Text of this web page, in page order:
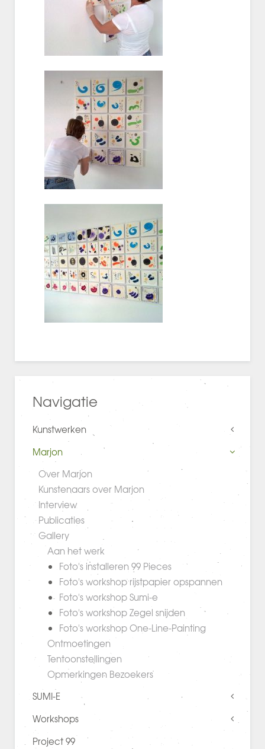
Navigatie
Kunstwerken
Marjon
Over Marjon
Kunstenaars over Marjon
Interview
Publicaties
Gallery
Aan het werk
Foto's installeren 99 Pieces
Foto's workshop rijstpapier opspannen
Foto's workshop Sumi-e
Foto's workshop Zegel snijden
Foto's workshop One-Line-Painting
Ontmoetingen
Tentoonstellingen
Opmerkingen Bezoekers
SUMI-E
Workshops
Project 99